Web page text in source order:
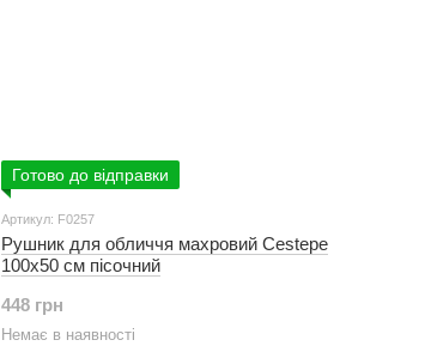
Готово до відправки
Артикул: F0257
Рушник для обличчя махровий Cestepe
100х50 см пісочний
448 грн
Немає в наявності